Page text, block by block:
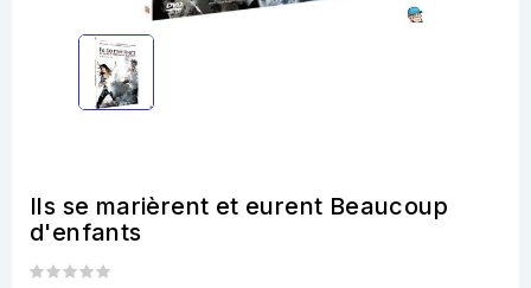
Ils se marièrent et eurent Beaucoup
d'enfants